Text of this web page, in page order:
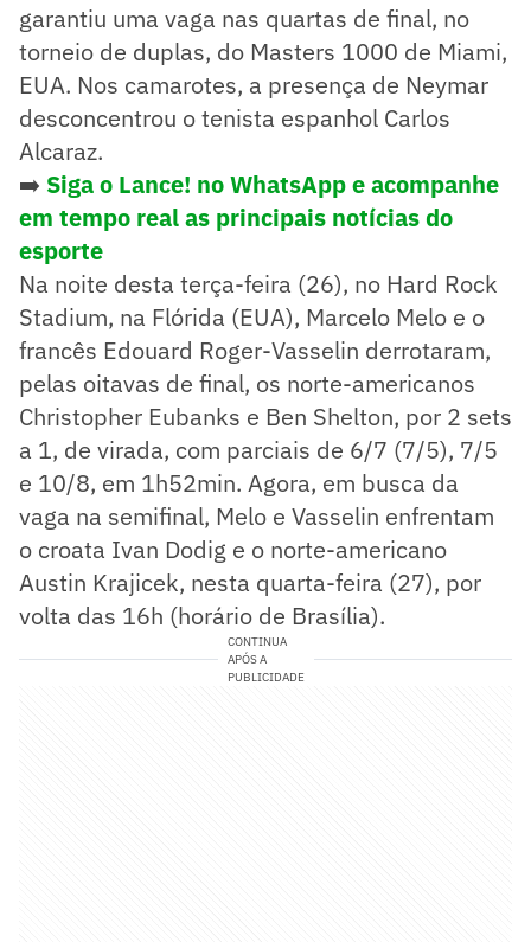
garantiu uma vaga nas quartas de final, no
torneio de duplas, do Masters 1000 de Miami,
EUA. Nos camarotes, a presença de Neymar
desconcentrou o tenista espanhol Carlos
Alcaraz.
➡️ Siga o Lance! no WhatsApp e acompanhe
em tempo real as principais notícias do
esporte
Na noite desta terça-feira (26), no Hard Rock
Stadium, na Flórida (EUA), Marcelo Melo e o
francês Edouard Roger-Vasselin derrotaram,
pelas oitavas de final, os norte-americanos
Christopher Eubanks e Ben Shelton, por 2 sets
a 1, de virada, com parciais de 6/7 (7/5), 7/5
e 10/8, em 1h52min. Agora, em busca da
vaga na semifinal, Melo e Vasselin enfrentam
o croata Ivan Dodig e o norte-americano
Austin Krajicek, nesta quarta-feira (27), por
volta das 16h (horário de Brasília).
CONTINUA
APÓS A
PUBLICIDADE